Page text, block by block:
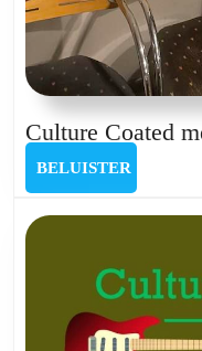
Culture Coated
BELUISTER